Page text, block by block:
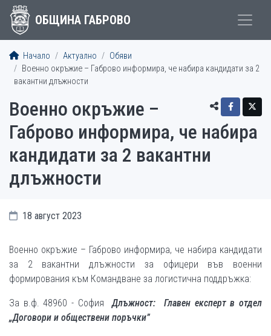
ОБЩИНА ГАБРОВО
Начало Актуално
Обяви
Военно окръжие – Габрово информира, че набира кандидати за 2
вакантни длъжности
Военно окръжие –
Габрово информира, че набира
кандидати за 2 вакантни
длъжности
18 август 2023
Военно окръжие – Габрово информира, че набира кандидати
за 2 вакантни длъжности за офицери във военни
формирования към Командване за логистична поддръжка:
За в.ф. 48960 - София Длъжност: Главен експерт в отдел
„Договори и обществени поръчки”